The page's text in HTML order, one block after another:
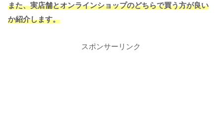
また、実店舗とオンラインショップのどちらで買う方が良い
か紹介します。
スポンサーリンク